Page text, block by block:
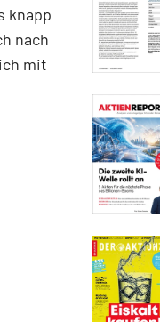
knapp
nach
mit